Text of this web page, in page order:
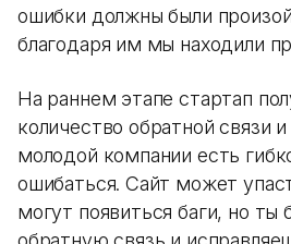
ошибки должны были
благодаря им мы находили
На раннем этапе стартап
количество обратной связи
молодой компании есть
ошибаться. Сайт может
могут появиться баги, но ты